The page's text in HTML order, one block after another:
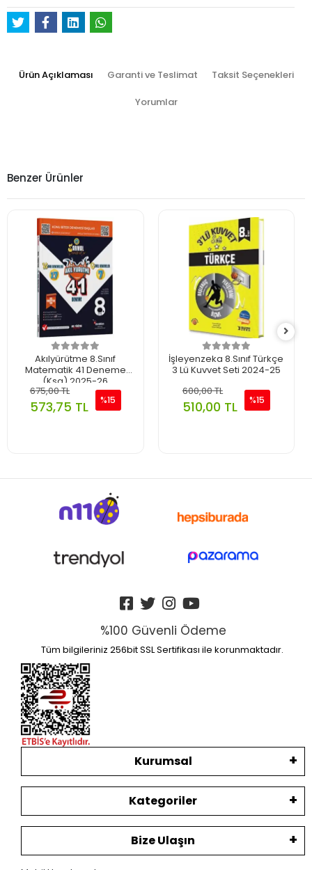
Ürün Açıklaması Garanti ve Teslimat Taksit Seçenekleri
Yorumlar
Benzer Ürünler
Akılyürütme 8.Sınıf
Matematik 41 Deneme
(Ksg) 2025-26
675,00 TL
573,75 TL %15
İşleyenzeka 8.Sınıf Türkçe
3 Lü Kuvvet Seti 2024-25
600,00 TL
510,00 TL %15
%100 Güvenli Ödeme
Tüm bilgileriniz 256bit SSL Sertifikası ile korunmaktadır.
Kurumsal
Kategoriler
Bize Ulaşın